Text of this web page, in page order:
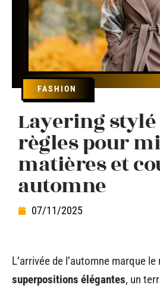
FASHION
Layering stylé
règles pour
matières et
automne
07/11/2025
L’arrivée de l’automne marque
superpositions élégantes, un